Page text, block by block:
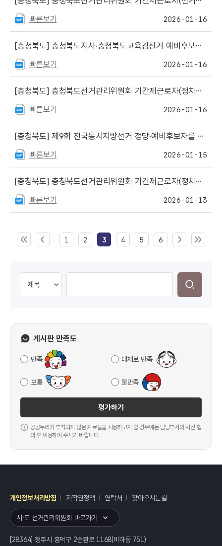
빠른보기 2026-01-16
[충청북도] 충청북도지사·충청북도교육감선거 예비후보자 등록신청 안내 게시
빠른보기 2026-01-16
[충청북도] 충청북도선거관리위원회 기간제근로자(정치자금 회계 안내요원 등) 최종 합격자 등 명단 발표
빠른보기 2026-01-16
[충청북도] 제9회 전국동시지방선거 정당·예비후보자를 위한 선거사무안내 게시
빠른보기 2026-01-15
[충청북도] 충청북도선거관리위원회 기간제근로자(정치자금 회계 안내요원 등) 서류전형 합격자 발표
빠른보기 2026-01-13
1 2 3 4 5 6
게시판 만족도
만족 대체로 만족
보통 불만족
평가하기
공공누리가 부착되지 않은 자료들을 사용하고자 할 경우에는 담당부서와 사전 협
의 후 이용하여 주시기 바랍니다.
개인정보처리방침 저작권정책 연락처 찾아오시는길
시·도 선거관리위원회 바로가기
[28364] 청주시 흥덕구 2순환로 1168(비하동 751)